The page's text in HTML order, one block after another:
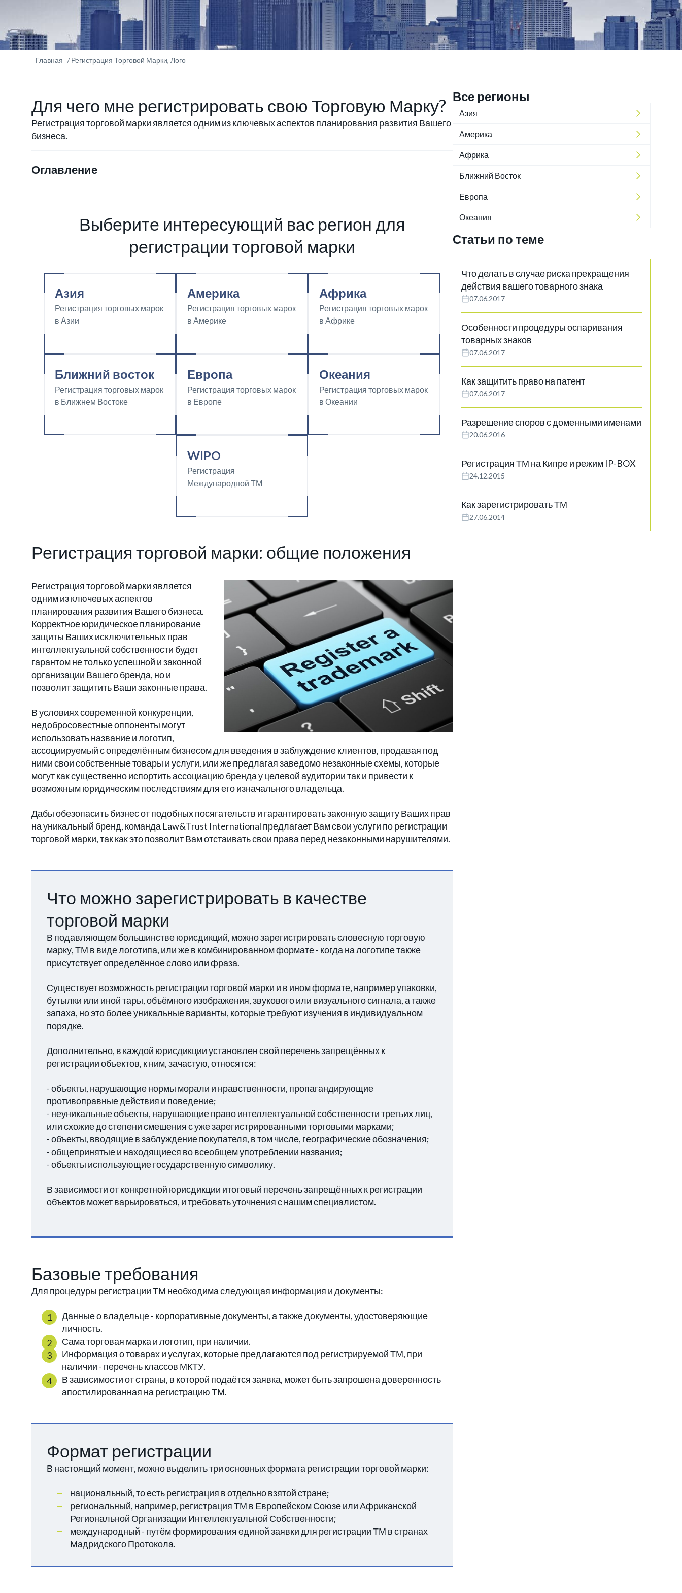
Главная Регистрация Торговой Марки, Лого
Для чего мне регистрировать свою Торговую Марку?
Регистрация торговой марки является одним из ключевых аспектов планирования развития Вашего
бизнеса.
Оглавление
Выберите интересующий вас регион для
регистрации торговой марки
Азия
Регистрация торговых марок
в Азии
Америка
Регистрация торговых марок
в Америке
Африка
Регистрация торговых марок
в Африке
Ближний восток
Регистрация торговых марок
в Ближнем Востоке
Европа
Регистрация торговых марок
в Европе
Океания
Регистрация торговых марок
в Океании
WIPO
Регистрация
Международной ТМ
Регистрация торговой марки: общие положения
Регистрация торговой марки является
одним из ключевых аспектов
планирования развития Вашего бизнеса.
Корректное юридическое планирование
защиты Ваших исключительных прав
интеллектуальной собственности будет
гарантом не только успешной и законной
организации Вашего бренда, но и
позволит защитить Ваши законные права.
В условиях современной конкуренции,
недобросовестные оппоненты могут
использовать название и логотип,
ассоциируемый с определённым бизнесом для введения в заблуждение клиентов, продавая под
ними свои собственные товары и услуги, или же предлагая заведомо незаконные схемы, которые
могут как существенно испортить ассоциацию бренда у целевой аудитории так и привести к
возможным юридическим последствиям для его изначального владельца.
Дабы обезопасить бизнес от подобных посягательств и гарантировать законную защиту Ваших прав
на уникальный бренд, команда Law&Trust International предлагает Вам свои услуги по регистрации
торговой марки, так как это позволит Вам отстаивать свои права перед незаконными нарушителями.
Что можно зарегистрировать в качестве
торговой марки
В подавляющем большинстве юрисдикций, можно зарегистрировать словесную торговую
марку, ТМ в виде логотипа, или же в комбинированном формате - когда на логотипе также
присутствует определённое слово или фраза.
Существует возможность регистрации торговой марки и в ином формате, например упаковки,
бутылки или иной тары, объёмного изображения, звукового или визуального сигнала, а также
запаха, но это более уникальные варианты, которые требуют изучения в индивидуальном
порядке.
Дополнительно, в каждой юрисдикции установлен свой перечень запрещённых к
регистрации объектов, к ним, зачастую, относятся:
- объекты, нарушающие нормы морали и нравственности, пропагандирующие
противоправные действия и поведение;
- неуникальные объекты, нарушающие право интеллектуальной собственности третьих лиц,
или схожие до степени смешения с уже зарегистрированными торговыми марками;
- объекты, вводящие в заблуждение покупателя, в том числе, географические обозначения;
- общепринятые и находящиеся во всеобщем употреблении названия;
- объекты использующие государственную символику.
В зависимости от конкретной юрисдикции итоговый перечень запрещённых к регистрации
объектов может варьироваться, и требовать уточнения с нашим специалистом.
Базовые требования
Для процедуры регистрации ТМ необходима следующая информация и документы:
Данные о владельце - корпоративные документы, а также документы, удостоверяющие
личность.
Сама торговая марка и логотип, при наличии.
Информация о товарах и услугах, которые предлагаются под регистрируемой ТМ, при
наличии - перечень классов МКТУ.
В зависимости от страны, в которой подаётся заявка, может быть запрошена доверенность
апостилированная на регистрацию ТМ.
Формат регистрации
В настоящий момент, можно выделить три основных формата регистрации торговой марки:
национальный, то есть регистрация в отдельно взятой стране;
региональный, например, регистрация ТМ в Европейском Союзе или Африканской
Региональной Организации Интеллектуальной Собственности;
международный - путём формирования единой заявки для регистрации ТМ в странах
Мадридского Протокола.
Все регионы
Азия
Америка
Африка
Ближний Восток
Европа
Океания
Статьи по теме
Что делать в случае риска прекращения
действия вашего товарного знака
07.06.2017
Особенности процедуры оспаривания
товарных знаков
07.06.2017
Как защитить право на патент
07.06.2017
Разрешение споров с доменными именами
20.06.2016
Регистрация ТМ на Кипре и режим IP-BOX
24.12.2015
Как зарегистрировать ТМ
27.06.2014